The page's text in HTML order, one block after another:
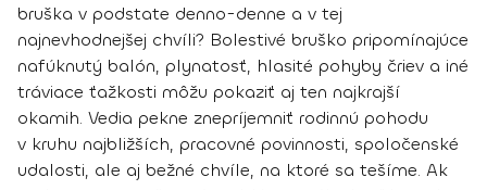
bruška v podstate denno-denne a v tej
najnevhodnejšej chvíli? Bolestivé bruško pripomínajúce
nafúknutý balón, plynatosť, hlasité pohyby čriev a iné
tráviace ťažkosti môžu pokaziť aj ten najkrajší
okamih. Vedia pekne znepríjemniť rodinnú pohodu
v kruhu najbližších, pracovné povinnosti, spoločenské
udalosti, ale aj bežné chvíle, na ktoré sa tešíme. Ak